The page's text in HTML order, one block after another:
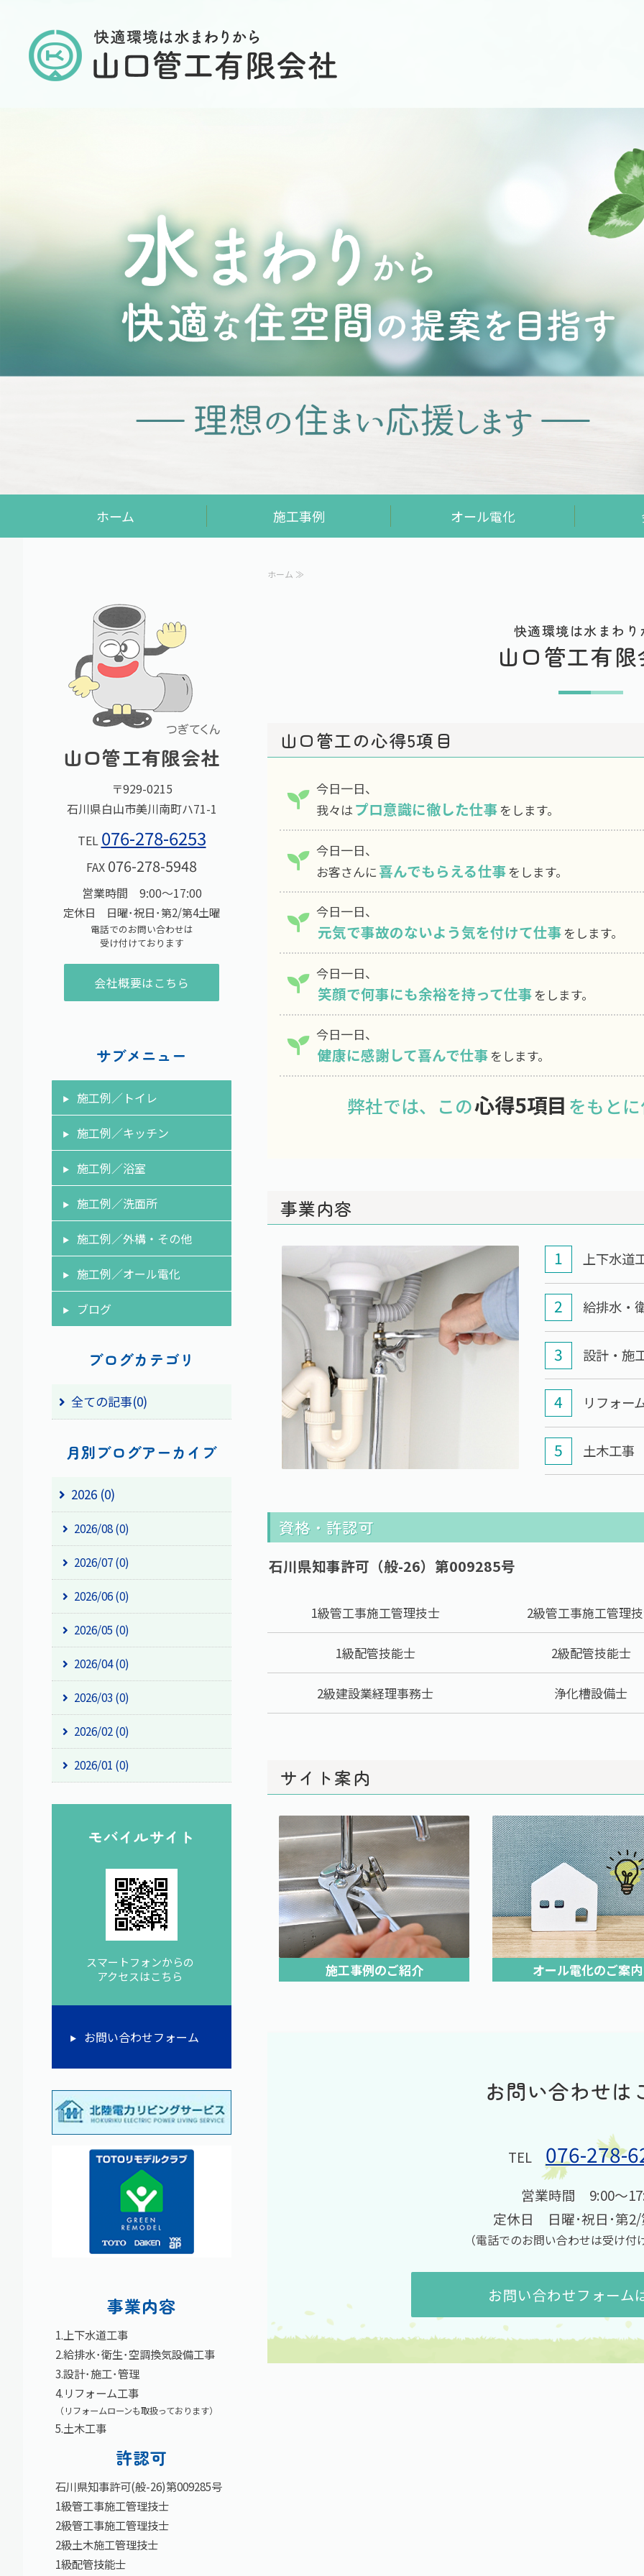
ホーム 施工事例 オール電化
ホーム ≫
快適環境は水まわり
山口管工有
山口管工の心得5項目
今日一日、
我々はプロ意識に徹した仕事 をします。
今日一日、
お客さんに 喜んでもらえる仕事 をします。
今日一日、
元気で事故のないよう気を付けて仕事 をします。
今日一日、
笑顔で何事にも余裕を持って仕事 をします。
今日一日、
健康に感謝して喜んで仕事 をします。
弊社では、この心得5項目 をもと
事業内容
上下水道
給排水・
設計・施
リフォー
土木工事
資格・許認可
石川県知事許可（般-26）第009285号
1級管工事施工管理技士 2級管工事施工管理
1級配管技能士 2級配管技能士
2級建設業経理事務士 浄化槽設備士
サイト案内
施工事例のご紹介 オール電化のご案内
お問い合わせは
TEL 076-278-
営業時間 9:00〜
定休日 日曜･祝日･第2/
（電話でのお問い合わせは受け付
お問い合わせフォーム
山口管工有限会社
〒929-0215
石川県白山市美川南町ハ71-1
TEL 076-278-6253
FAX 076-278-5948
営業時間 9:00～17:00
定休日 日曜･祝日･第2/第4土曜
電話でのお問い合わせは
受け付けております
会社概要はこちら
サブメニュー
施工例／トイレ
施工例／キッチン
施工例／浴室
施工例／洗面所
施工例／外構・その他
施工例／オール電化
ブログ
ブログカテゴリ
全ての記事(0)
月別ブログアーカイブ
2026 (0)
2026/08 (0)
2026/07 (0)
2026/06 (0)
2026/05 (0)
2026/04 (0)
2026/03 (0)
2026/02 (0)
2026/01 (0)
モバイルサイト
スマートフォンからの
アクセスはこちら
お問い合わせフォーム
事業内容
1.上下水道工事
2.給排水･衛生･空調換気設備工事
3.設計･施工･管理
4.リフォーム工事
（リフォームローンも取扱っております）
5.土木工事
許認可
石川県知事許可(般-26)第009285号
1級管工事施工管理技士
2級管工事施工管理技士
2級土木施工管理技士
1級配管技能士